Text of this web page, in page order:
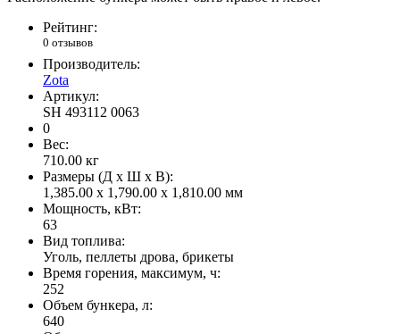
Рейтинг:
0 отзывов
Производитель:
Zota
Артикул:
SH 493112 0063
0
Вес:
710.00 кг
Размеры (Д x Ш x В):
1,385.00 x 1,790.00 x 1,810.00 мм
Мощность, кВт:
63
Вид топлива:
Уголь, пеллеты дрова, брикеты
Время горения, максимум, ч:
252
Объем бункера, л:
640